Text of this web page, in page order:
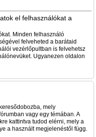
el felhasználókat a
Minden felhasználó
felveheted a barátaid
vezérlőpultban is felvehetsz
Ugyanezen oldalon
mely
vagy egy témában. A
kattintva tudod elérni, mely a
a használt megjelenéstől függ.